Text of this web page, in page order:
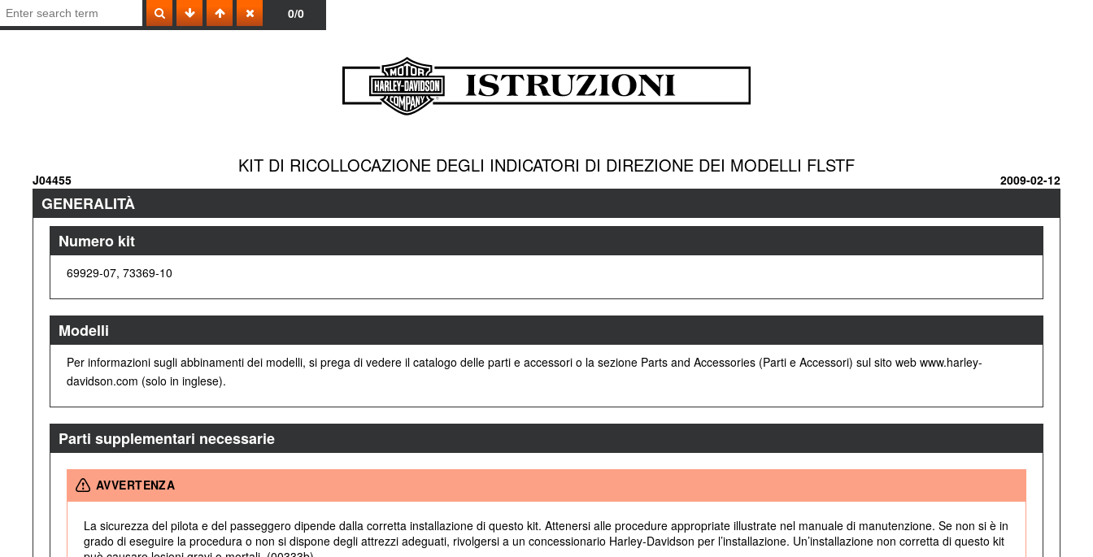
0/0
KIT DI RICOLLOCAZIONE DEGLI INDICATORI DI DIREZIONE DEI MODELLI FLSTF
J04455 2009-02-12
GENERALITÀ
Numero kit
69929-07, 73369-10
Modelli
Per informazioni sugli abbinamenti dei modelli, si prega di vedere il catalogo delle parti e accessori o la sezione Parts and Accessories (Parti e Accessori) sul sito web www.harley-
davidson.com (solo in inglese).
Parti supplementari necessarie
AVVERTENZA
La sicurezza del pilota e del passeggero dipende dalla corretta installazione di questo kit. Attenersi alle procedure appropriate illustrate nel manuale di manutenzione. Se non si è in
grado di eseguire la procedura o non si dispone degli attrezzi adeguati, rivolgersi a un concessionario Harley-Davidson per l’installazione. Un’installazione non corretta di questo kit